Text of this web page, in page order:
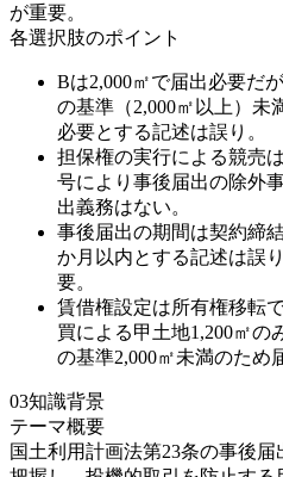
が重要。
各選択肢のポイント
Bは2,000㎡で届出必要だ
の基準（2,000㎡以上）未
必要とする記述は誤り。
担保権の実行による競売
号により事後届出の除外
出義務はない。
事後届出の期間は契約締
か月以内とする記述は誤
要。
賃借権設定は所有権移転
買による甲土地1,200㎡の
の基準2,000㎡未満のため
03知識背景
テーマ概要
国土利用計画法第23条の事後